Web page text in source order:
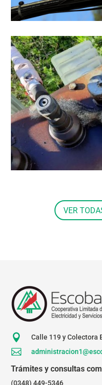
VER
 Calle 119 y Colectora

Trámites y consultas
(0348) 449-5346